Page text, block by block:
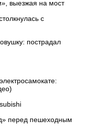
выезжая на мост
с
пострадал
перед пешеходным